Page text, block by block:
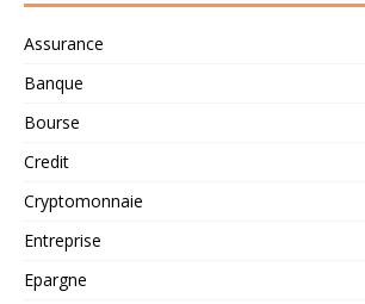
Assurance
Banque
Bourse
Credit
Cryptomonnaie
Entreprise
Epargne